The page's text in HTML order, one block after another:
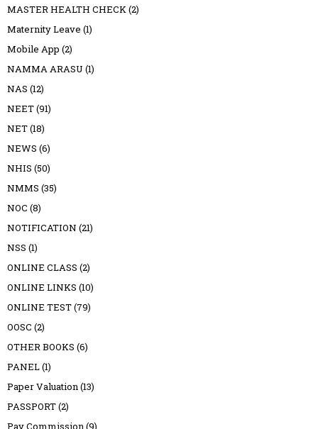
MASTER HEALTH CHECK(2)
Maternity Leave (1)
Mobile App (2)
NAMMA ARASU (1)
NAS (12)
NEET(91)
NET(18)
NEWS (6)
NHIS (50)
NMMS (35)
NOC (8)
NOTIFICATION (21)
NSS (1)
ONLINE CLASS (2)
ONLINE LINKS (10)
ONLINE TEST(79)
OOSC (2)
OTHER BOOKS (6)
PANEL(1)
Paper Valuation(13)
PASSPORT(2)
Pay Commission (9)